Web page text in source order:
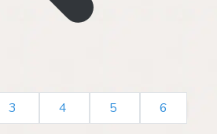
3 4 5 6